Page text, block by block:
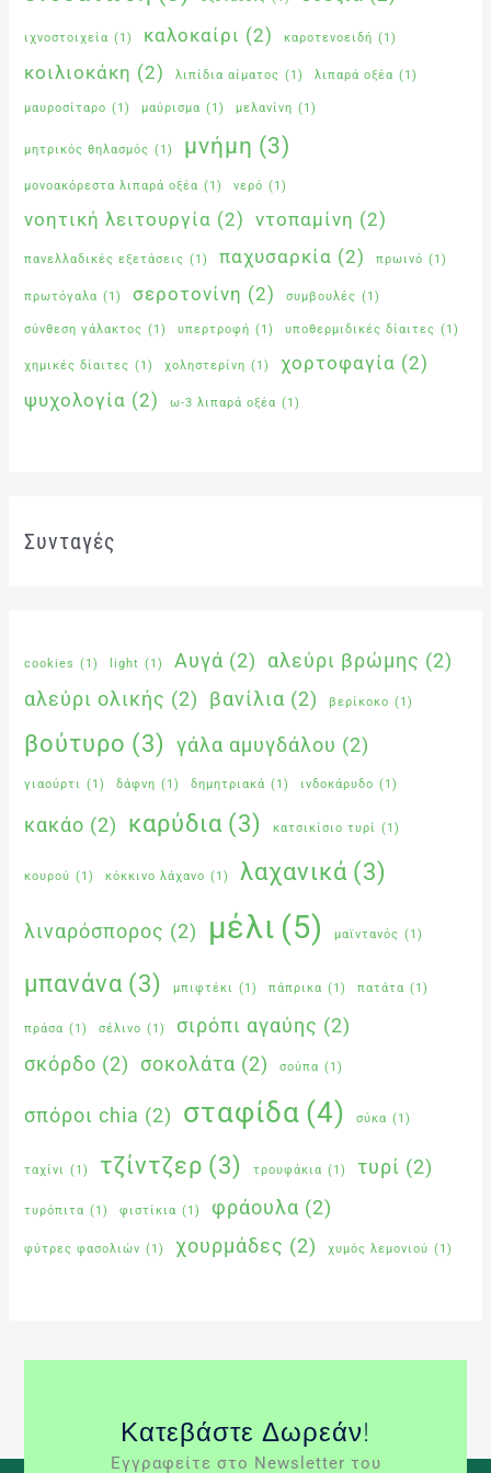
ιχνοστοιχεία (1) καλοκαίρι (2) καροτενοειδή (1)
κοιλιοκάκη (2) λιπίδια αίματος (1) λιπαρά οξέα (1)
μαυροσίταρο (1) μαύρισμα (1) μελανίνη (1)
μητρικός θηλασμός (1) μνήμη (3)
μονοακόρεστα λιπαρά οξέα (1) νερό (1)
νοητική λειτουργία (2) ντοπαμίνη (2)
πανελλαδικές εξετάσεις (1) παχυσαρκία (2) πρωινό (1)
πρωτόγαλα (1) σεροτονίνη (2) συμβουλές (1)
σύνθεση γάλακτος (1) υπερτροφή (1) υποθερμιδικές δίαιτες (1)
χημικές δίαιτες (1) χοληστερίνη (1) χορτοφαγία (2)
ψυχολογία (2) ω-3 λιπαρά οξέα (1)
Συνταγές
cookies (1) light (1) Αυγά (2) αλεύρι βρώμης (2)
αλεύρι ολικής (2) βανίλια (2) βερίκοκο (1)
βούτυρο (3) γάλα αμυγδάλου (2)
γιαούρτι (1) δάφνη (1) δημητριακά (1) ινδοκάρυδο (1)
κακάο (2) καρύδια (3) κατσικίσιο τυρί (1)
κουρού (1) κόκκινο λάχανο (1) λαχανικά (3)
λιναρόσπορος (2) μέλι (5) μαϊντανός (1)
μπανάνα (3) μπιφτέκι (1) πάπρικα (1) πατάτα (1)
πράσα (1) σέλινο (1) σιρόπι αγαύης (2)
σκόρδο (2) σοκολάτα (2) σούπα (1)
σπόροι chia (2) σταφίδα (4) σύκα (1)
ταχίνι (1) τζίντζερ (3) τρουφάκια (1) τυρί (2)
τυρόπιτα (1) φιστίκια (1) φράουλα (2)
φύτρες φασολιών (1) χουρμάδες (2) χυμός λεμονιού (1)
Κατεβάστε Δωρεάν!
Εγγραφείτε στο Newsletter του